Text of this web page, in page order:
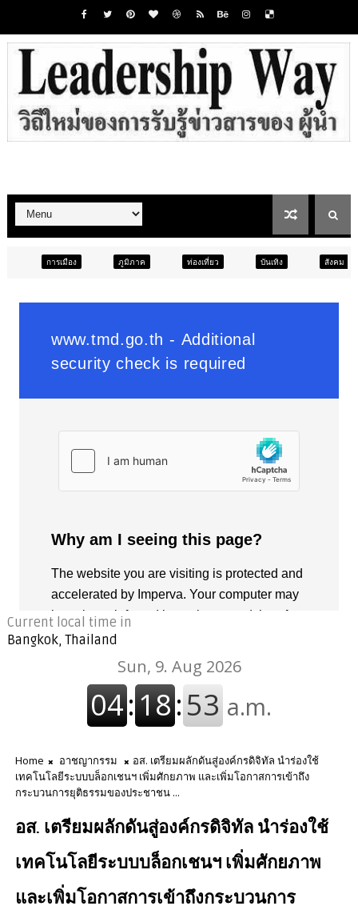
ภูมิภาค ท่องเที่ยว บันเทิง สังคม ภูมิภาค
Current local time in
Bangkok, Thailand
Home อาชญากรรม
​​อส. เตรียมผลักดันสู่องค์กรดิจิทัล นำร่องใช้
เทคโนโลยีระบบบล็อกเชนฯ เพิ่มศักยภาพ และเพิ่มโอกาสการเข้าถึง
กระบวนการยุติธรรมของประชาชน ...
​​อส. เตรียมผลักดันสู่องค์กรดิจิทัล นำร่องใช้
เทคโนโลยีระบบบล็อกเชนฯ เพิ่มศักยภาพ
และเพิ่มโอกาสการเข้าถึงกระบวนการ